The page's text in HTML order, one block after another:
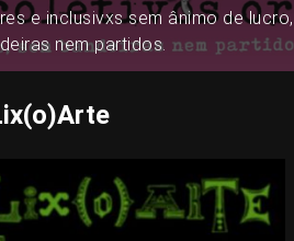
e inclusivxs sem ânimo de lucro,
nem partidos.